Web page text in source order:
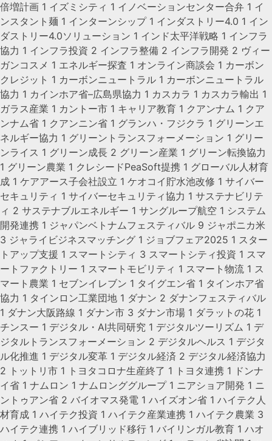
倍増計画 1 イズミシティ 1 イノベーションセンター合弁 1 イ
ンスタント麺 1 インターンシップ 1 インダストリー4.0 1 イン
ダストリー4.0ソリューション 1 インド太平洋戦略 1 インフラ
協力 1 インフラ投資 2 インフラ整備 2 インフラ開発 2 ヴィー
ガンコスメ 1 エネルギー探査 1 オンライン商談会 1 カーボン
クレジット 1 カーボンニュートラル 1 カーボンニュートラル
協力 1 カインホア省–広島県協力 1 カスカラ 1 カスカラ輸出 1
ガラス産業 1 カントー市 1 キャリア教育 1 クアンナム 1 クア
ンナム省 1 クアンニン省 1 グランハ・フジクラ 1 グリーンエ
ネルギー協力 1 グリーントランスフォーメーション 1 グリー
ンライス 1 グリーン成長 2 グリーン産業 1 グリーン転換協力
1 グリーン農業 1 クレシードPeaSoft提携 1 グローバル人材育
成 1 ケアアース子会社設立 1 ケオコイ貯水池改修 1 サイバー
セキュリティ 1 サイバーセキュリティ協力 1 サステナビリテ
ィ 2 サステナブルエネルギー 1 サングループ航空 1 システム
開発連携 1 ジャパンベトナムフェスティバル 9 ジャポニカ米
3 ジャライビジネスマッチング 1 ジョブフェア2025 1 スター
トアップ支援 1 スマートシティ 3 スマートシティ投資 1 スマ
ートファクトリー 1 スマートモビリティ 1 スマート物流 1 ス
マート農業 1 セブンイレブン 1 タイグエン省 1 タインホア省
協力 1 タインロン工業団地 1 ダナン 2 ダナンフェスティバル
1 ダナン大阪路線 1 ダナン市 3 ダナン市場 1 ダラットの花 1
チンスー 1 デジタル・AI共同研究 1 デジタルツーリズム 1 デ
ジタルトランスフォーメーション 2 デジタルヘルス 1 デジタ
ル化推進 1 デジタル変革 1 デジタル経済 2 デジタル経済協力
2 トットリ市 1 トヨタコロナ生産終了 1 トヨタ連携 1 ドンナ
イ省 1 ナムロン 1 ナムロンググループ 1 ニアショア開発 1 ニ
ントゥアン省 2 バイオマス発電 1 ハイズオン省 1 ハイテク人
材育成 1 ハイテク投資 1 ハイテク産業連携 1 ハイテク農業 3
ハイテク連携 1 ハイブリッド移行 1 バイリンガル教育 1 ハオ